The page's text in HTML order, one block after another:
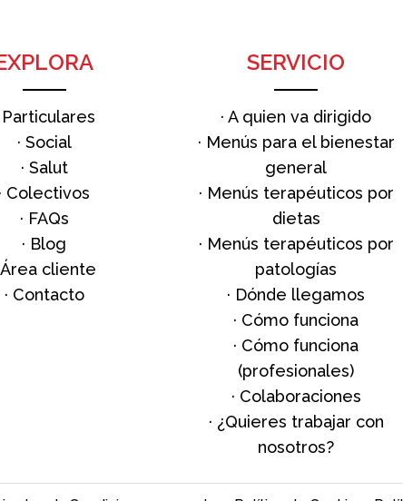
Particulares
· Social
· Salut
· Colectivos
· FAQs
· Blog
Área cliente
· Contacto
SERVICIO
· A quien va dirigido
· Menús para el bienestar
general
· Menús terapéuticos por
dietas
· Menús terapéuticos por
patologías
· Dónde llegamos
· Cómo funciona
· Cómo funciona
(profesionales)
· Colaboraciones
· ¿Quieres trabajar con
nosotros?